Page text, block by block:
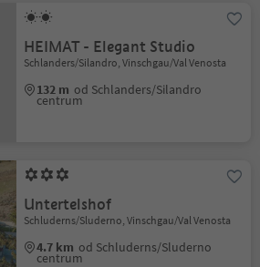
HEIMAT - Elegant Studio
Schlanders/Silandro, Vinschgau/Val Venosta
132 m od Schlanders/Silandro
centrum
Untertelshof
Schluderns/Sluderno, Vinschgau/Val Venosta
4.7 km od Schluderns/Sluderno
centrum